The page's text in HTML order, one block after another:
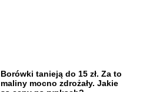
Borówki tanieją do 15 zł. Za to
maliny mocno zdrożały. Jakie